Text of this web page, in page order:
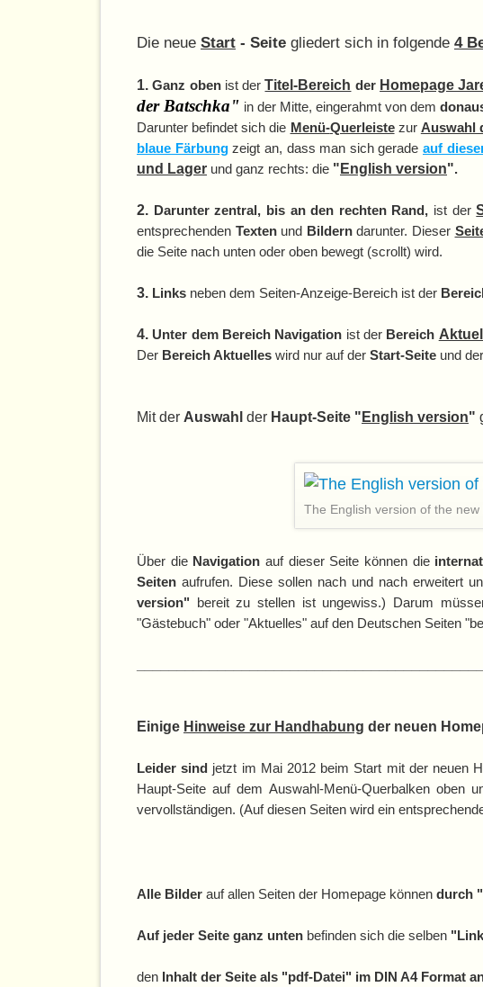
Die neue Start - Seite gliedert sich in folgende 4
1. Ganz obenist derTitel-Bereich der Homepage
der Batschka" in der Mitte, eingerahmt von dem
Darunter befindet sich die Menü-Querleistezur Auswahl
blaue Färbungzeigt an, dass man sich geradeauf
und Lager und ganz rechts: die " English version".
2. Darunter zentral, bis an den rechten Rand, ist der
entsprechenden Textenund Bilderndarunter. Dieser
die Seite nach unten oder oben bewegt (scrollt) wird.
3. Links neben dem Seiten-Anzeige-Bereich ist der
4. Unter dem Bereich Navigation ist der Bereich
Der Bereich Aktuelles wird nur auf der Start-Seite und
Mit der Auswahl der Haupt-Seite " English version"
The English version of the new
Über die Navigation auf dieser Seite können die
Seiten aufrufen. Diese sollen nach und nach erweitert
version" bereit zu stellen ist ungewiss.) Darum
"Gästebuch" oder "Aktuelles" auf den Deutschen Seiten
Einige Hinweise zur Handhabung der neuen
Leider sind jetzt im Mai 2012 beim Start mit der neuen
Haupt-Seite auf dem Auswahl-Menü-Querbalken
vervollständigen. (Auf diesen Seiten wird ein
Alle Bilder auf allen Seiten der Homepage können durch
Auf jeder Seite ganz unten befinden sich die selben
den Inhalt der Seite als "pdf-Datei" im DIN A4 Format